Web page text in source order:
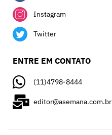
Instagram
Twitter
ENTRE EM CONTATO
(11)4798-8444
editor@asemana.com.br